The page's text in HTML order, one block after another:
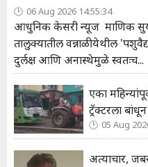
06 Aug 2026 14:55:34
आधुनिक केसरी न्यूज माणिक
तालुक्यातील वन्नाळी येथील
दुर्लक्ष आणि अनास्थेमुळे स्वतःच...
एका
ट्रॅक्टरला
05 Aug
अत्याचार,